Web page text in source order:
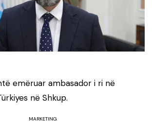
emëruar ambasador i ri në
në Shkup.
MARKETING